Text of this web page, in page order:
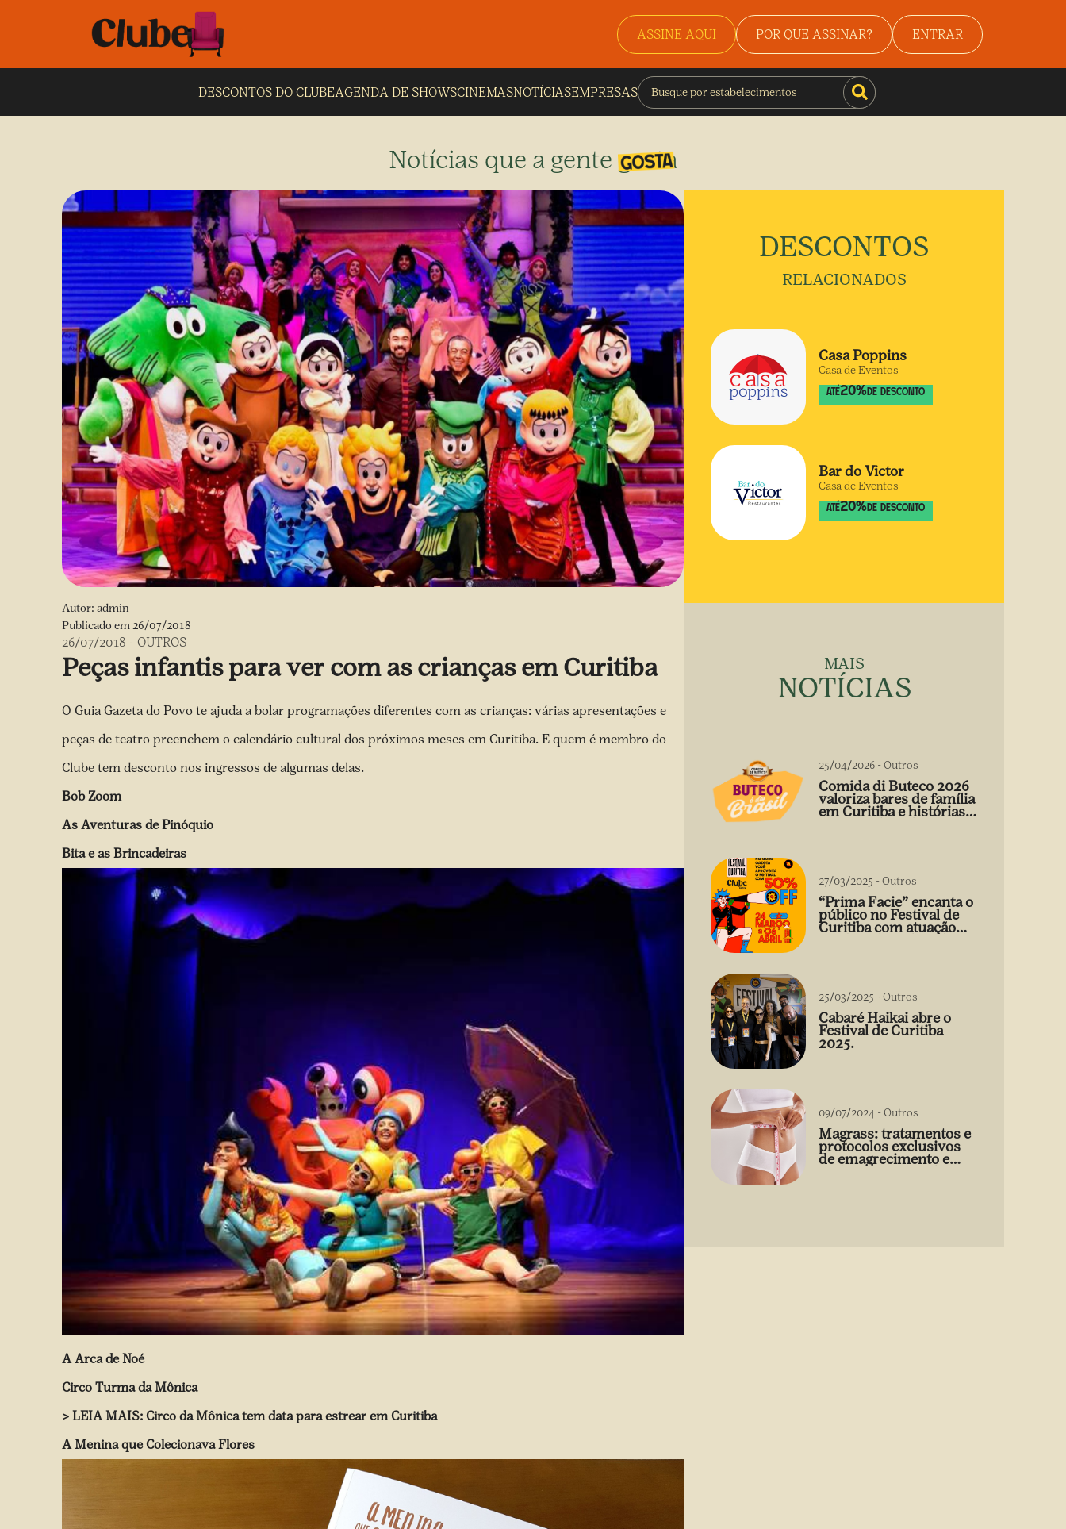
ASSINE AQUI POR QUE ASSINAR? ENTRAR
DESCONTOS DO CLUBEAGENDA DE SHOWSCINEMASNOTÍCIASEMPRESAS
Notícias que a gente gosta
Autor: admin
Publicado em26/07/2018
26/07/2018 - OUTROS
Peças infantis para ver com as crianças em Curitiba
O Guia Gazeta do Povo te ajuda a bolar programações diferentes com as crianças: várias apresentações e
peças de teatro preenchem o calendário cultural dos próximos meses em Curitiba. E quem é membro do
Clube tem desconto nos ingressos de algumas delas.
Bob Zoom
As Aventuras de Pinóquio
Bita e as Brincadeiras
A Arca de Noé
Circo Turma da Mônica
> LEIA MAIS: Circo da Mônica tem data para estrear em Curitiba
A Menina que Colecionava Flores
DESCONTOS
RELACIONADOS
Casa Poppins
Casa de Eventos
ATÉ20%DE DESCONTO
Bar do Victor
Casa de Eventos
ATÉ20%DE DESCONTO
MAIS
NOTÍCIAS
25/04/2026 -Outros
Comida di Buteco 2026
valoriza bares de família
em Curitiba e histórias
27/03/2025 -Outros
“Prima Facie” encanta o
público no Festival de
Curitiba com atuação
arrebatadora de Débora
25/03/2025 -Outros
Cabaré Haikai abre o
Festival de Curitiba
2025.
09/07/2024 -Outros
Magrass: tratamentos e
protocolos exclusivos
de emagrecimento e
estética sem uso de